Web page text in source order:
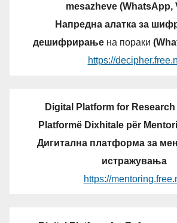
mesazheve (WhatsApp,
Напредна алатка за
дешифрирањена пораки
https://
Digital Platform for
Platformë Dixhitale për
Дигитална платформа за
истражувања
https://